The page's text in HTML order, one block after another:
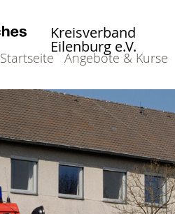
Kreisverband
Eilenburg e.V.
Startseite Angebote & Kurse